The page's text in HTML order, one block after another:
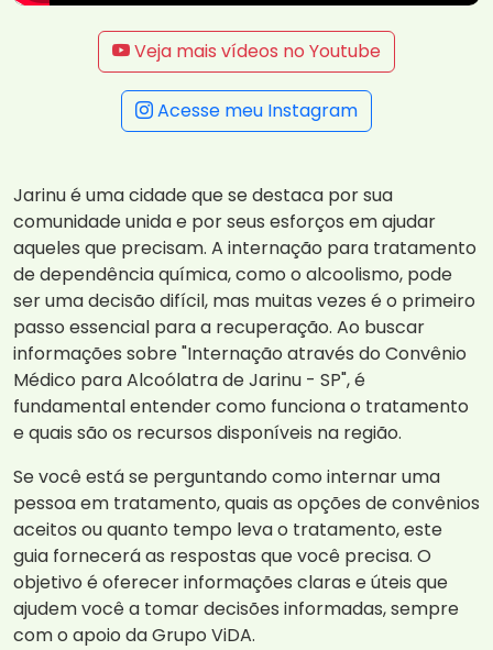
Veja mais vídeos no Youtube
Acesse meu Instagram
Jarinu é uma cidade que se destaca por sua
comunidade unida e por seus esforços em ajudar
aqueles que precisam. A internação para tratamento
de dependência química, como o alcoolismo, pode
ser uma decisão difícil, mas muitas vezes é o primeiro
passo essencial para a recuperação. Ao buscar
informações sobre "Internação através do Convênio
Médico para Alcoólatra de Jarinu - SP", é
fundamental entender como funciona o tratamento
e quais são os recursos disponíveis na região.
Se você está se perguntando como internar uma
pessoa em tratamento, quais as opções de convênios
aceitos ou quanto tempo leva o tratamento, este
guia fornecerá as respostas que você precisa. O
objetivo é oferecer informações claras e úteis que
ajudem você a tomar decisões informadas, sempre
com o apoio da Grupo ViDA.